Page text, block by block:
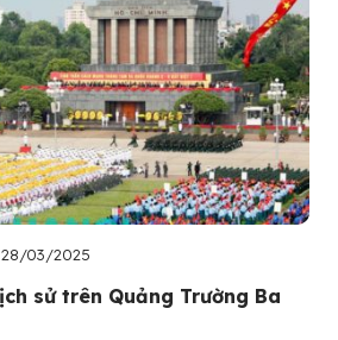
28/03/2025
sử trên Quảng Trường Ba